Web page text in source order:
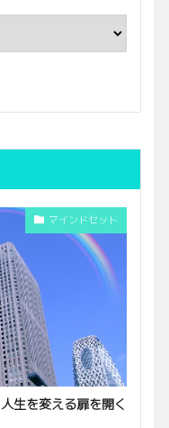
マインドセット
生を変える扉を開く